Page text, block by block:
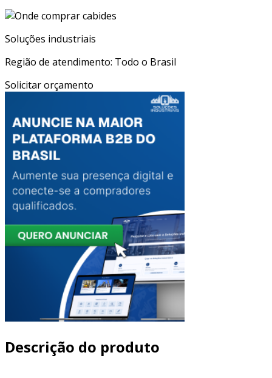
Soluções industriais
Região de atendimento: Todo o Brasil
Solicitar orçamento
Descrição do produto